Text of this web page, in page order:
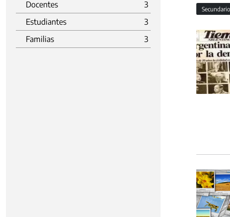
Docentes
3
Estudiantes
3
Familias
3
Secundario